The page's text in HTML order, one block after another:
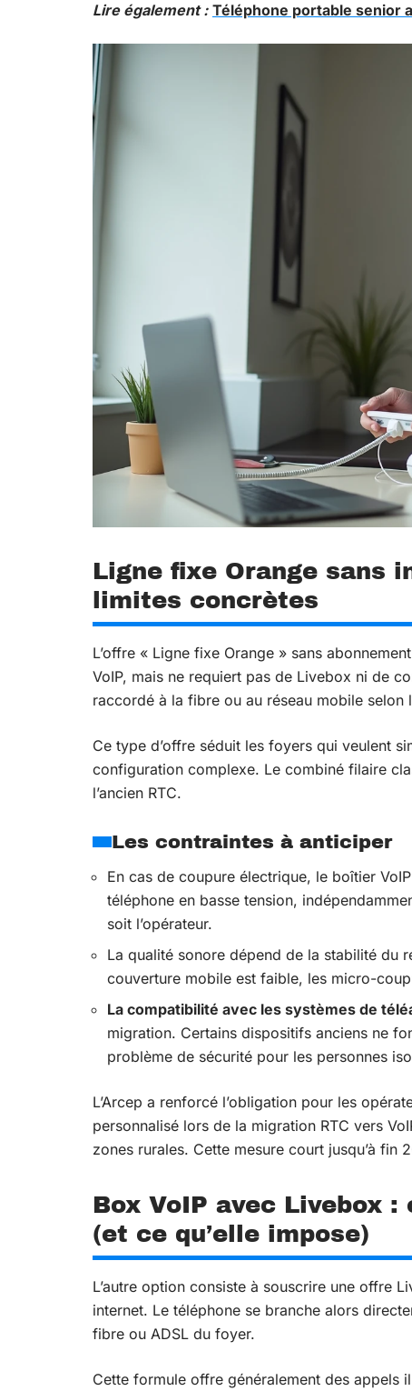
Lire également : Téléphone portable senior
Ligne fixe Orange sans
limites concrètes
L’offre « Ligne fixe Orange » sans
VoIP, mais ne requiert pas de Livebox ni de
raccordé à la fibre ou au réseau mobile selon
Ce type d’offre séduit les foyers qui veulent
configuration complexe. Le combiné filaire
l’ancien RTC.
Les contraintes à anticiper
En cas de coupure électrique, le boîtier
téléphone en basse tension,
soit l’opérateur.
La qualité sonore dépend de la stabilité du
couverture mobile est faible, les micro-
La compatibilité avec les systèmes de
migration. Certains dispositifs anciens ne
problème de sécurité pour les personnes
L’Arcep a renforcé l’obligation pour les
personnalisé lors de la migration RTC vers
zones rurales. Cette mesure court jusqu’à fin
Box VoIP avec Livebox
(et ce qu’elle impose)
L’autre option consiste à souscrire une offre
internet. Le téléphone se branche alors
fibre ou ADSL du foyer.
Cette formule offre généralement des appels